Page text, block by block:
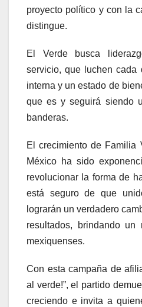
proyecto político y con la
distingue.
El Verde busca
servicio, que luchen cada
interna y un estado de
que es y seguirá siendo
banderas.
El crecimiento de Familia
México ha sido
revolucionar la forma de
está seguro de que
lograrán un verdadero
resultados, brindando
mexiquenses.
Con esta campaña de
al verde!”, el partido
creciendo e invita a